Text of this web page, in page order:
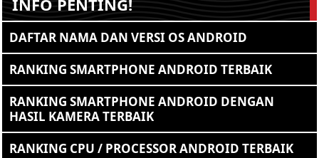
INFO PENTING!
DAFTAR NAMA DAN VERSI OS ANDROID
RANKING SMARTPHONE ANDROID TERBAIK
RANKING SMARTPHONE ANDROID DENGAN
HASIL KAMERA TERBAIK
RANKING CPU / PROCESSOR ANDROID TERBAIK